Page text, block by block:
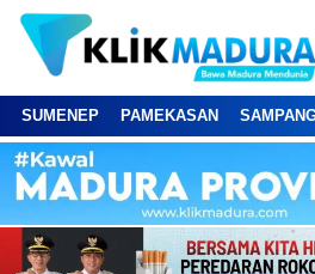
SUMENEP PAMEKASAN